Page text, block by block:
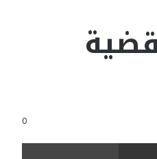
0
مشاركة عبر البريد